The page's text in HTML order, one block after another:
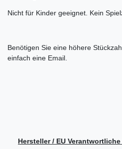
Nicht für Kinder geeignet. Kein
Benötigen Sie eine höhere
einfach eine Email.
Hersteller / EU